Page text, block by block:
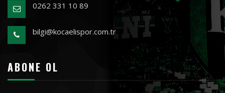
0262 331 10 89
bilgi@kocaelispor.com.tr
ABONE OL